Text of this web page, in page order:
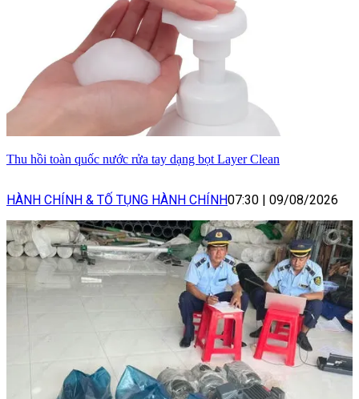
Thu hồi toàn quốc nước rửa tay dạng bọt Layer Clean
HÀNH CHÍNH & TỐ TỤNG HÀNH CHÍNH07:30 | 09/08/2026